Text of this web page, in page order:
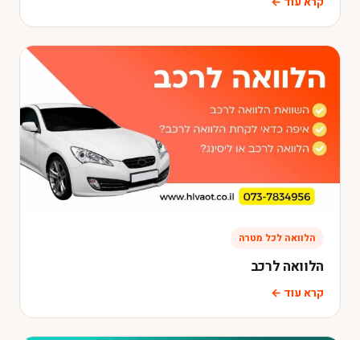
הלוואה לכל מטרה
הלוואה לרכב
קרא עוד ←